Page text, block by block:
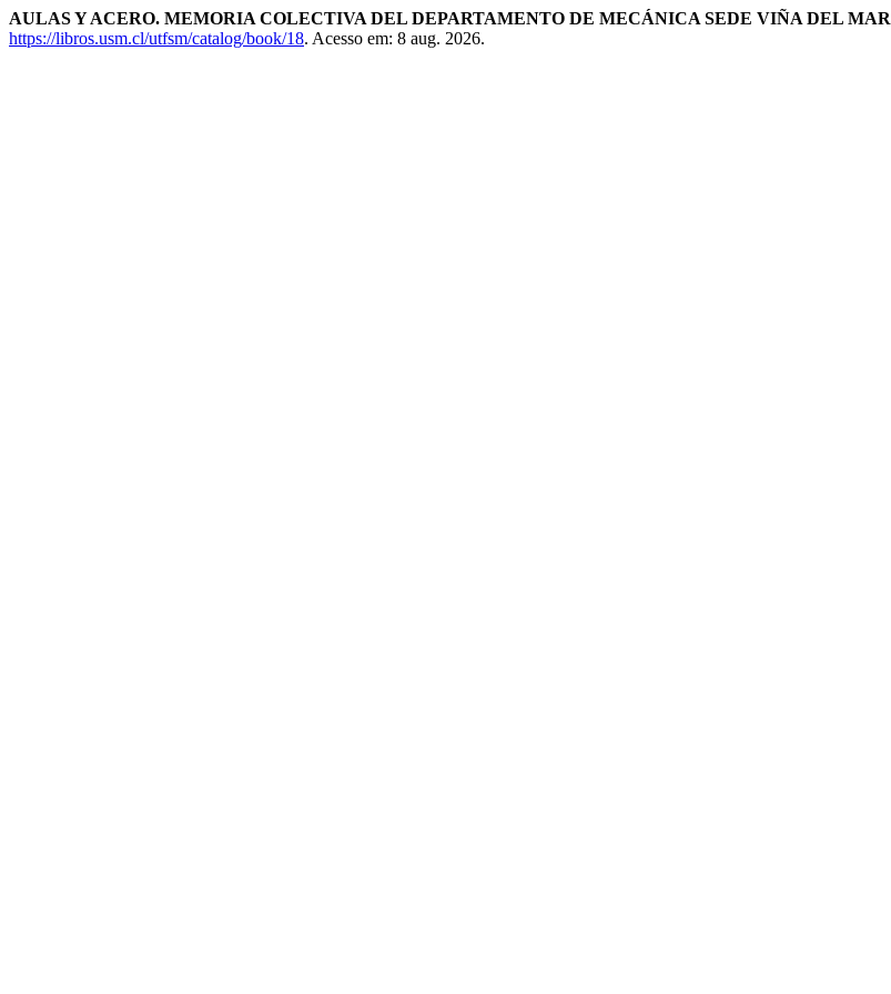
AULAS Y ACERO. MEMORIA COLECTIVA DEL DEPARTAMENTO DE MECÁNICA SEDE VIÑA DEL MAR
https://libros.usm.cl/utfsm/catalog/book/18. Acesso em: 8 aug. 2026.